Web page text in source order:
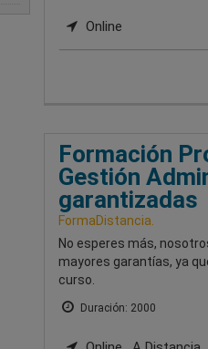
Online
Formación
Gestión
garantizadas
FormaDistancia.
No esperes más,
mayores garantías, ya
curso.
Duración: 2000